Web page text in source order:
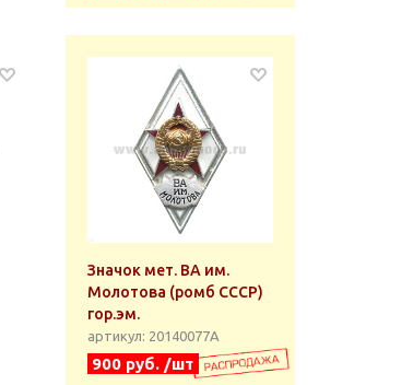
Значок мет. ВА им.
Молотова (ромб СССР)
гор.эм.
артикул: 20140077А
900 руб. /шт